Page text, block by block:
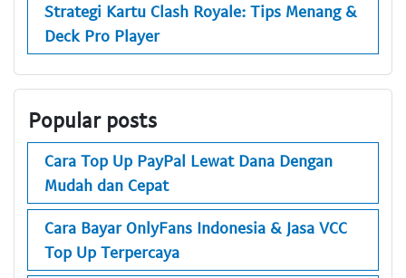
Strategi Kartu Clash Royale: Tips Menang &
Deck Pro Player
Popular posts
Cara Top Up PayPal Lewat Dana Dengan
Mudah dan Cepat
Cara Bayar OnlyFans Indonesia & Jasa VCC
Top Up Terpercaya